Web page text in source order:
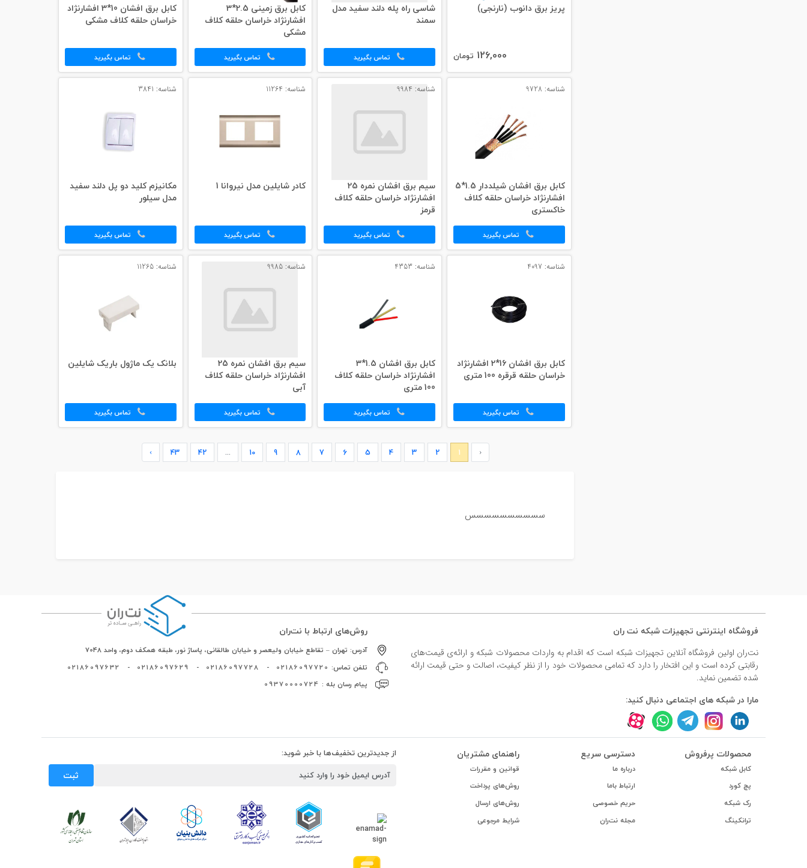
پریز برق دانوب (نارنجی)
126,000 تومان
شاسی راه پله دلند سفید مدل
سمند
تماس بگیرید
کابل برق زمینی 2.5*3
افشارنژاد خراسان حلقه کلاف
مشکی
تماس بگیرید
کابل برق افشان 10*3 افشارنژاد
خراسان حلقه کلاف مشکی
تماس بگیرید
شناسه: 9728
کابل برق افشان شیلددار 1.5*5
افشارنژاد خراسان حلقه کلاف
خاکستری
تماس بگیرید
شناسه: 9984
سیم برق افشان نمره 25
افشارنژاد خراسان حلقه کلاف
قرمز
تماس بگیرید
شناسه: 11264
کادر شایلین مدل نیروانا 1
تماس بگیرید
شناسه: 3841
مکانیزم کلید دو پل دلند سفید
مدل سیلور
تماس بگیرید
شناسه: 4097
کابل برق افشان 16*2 افشارنژاد
خراسان حلقه قرقره 100 متری
تماس بگیرید
شناسه: 4353
کابل برق افشان 1.5*3
افشارنژاد خراسان حلقه کلاف
100 متری
تماس بگیرید
شناسه: 9985
سیم برق افشان نمره 25
افشارنژاد خراسان حلقه کلاف
آبی
تماس بگیرید
شناسه: 11265
بلانک یک ماژول باریک شایلین
تماس بگیرید
‹
1
2
3
4
5
6
7
8
9
10
...
42
43
›
سسسسسسسسسس
فروشگاه اینترنتی تجهیزات شبکه نت ران
نت‌ران اولین فروشگاه آنلاین تجهیزات شبکه است که اقدام به واردات محصولات شبکه و ارائه‌ی قیمت‌های
رقابتی کرده است و این افتخار را دارد که تمامی محصولات خود را از نظر کیفیت، اصالت و حتی قیمت ارائه
شده تضمین نماید.
مارا در شبکه های اجتماعی دنبال کنید:
روش‌های ارتباط با نت‌ران
آدرس: تهران – تقاطع خیابان ولیعصر و خیابان طالقانی، پاساژ نور، طبقه همکف دوم، واحد 7048
تلفن تماس: 02186097720
-
02186097728
-
02186097629
-
02186097632
پیام رسان بله : 09370000724
محصولات پرفروش
کابل شبکه
پچ کورد
رک شبکه
ترانکینگ
دسترسی سریع
درباره ما
ارتباط باما
حریم خصوصی
مجله نت‌ران
راهنمای مشتریان
قوانین و مقررات
روش‌های پرداخت
روش‌های ارسال
شرایط مرجوعی
از جدیدترین تخفیف‌ها با خبر شوید:
ثبت